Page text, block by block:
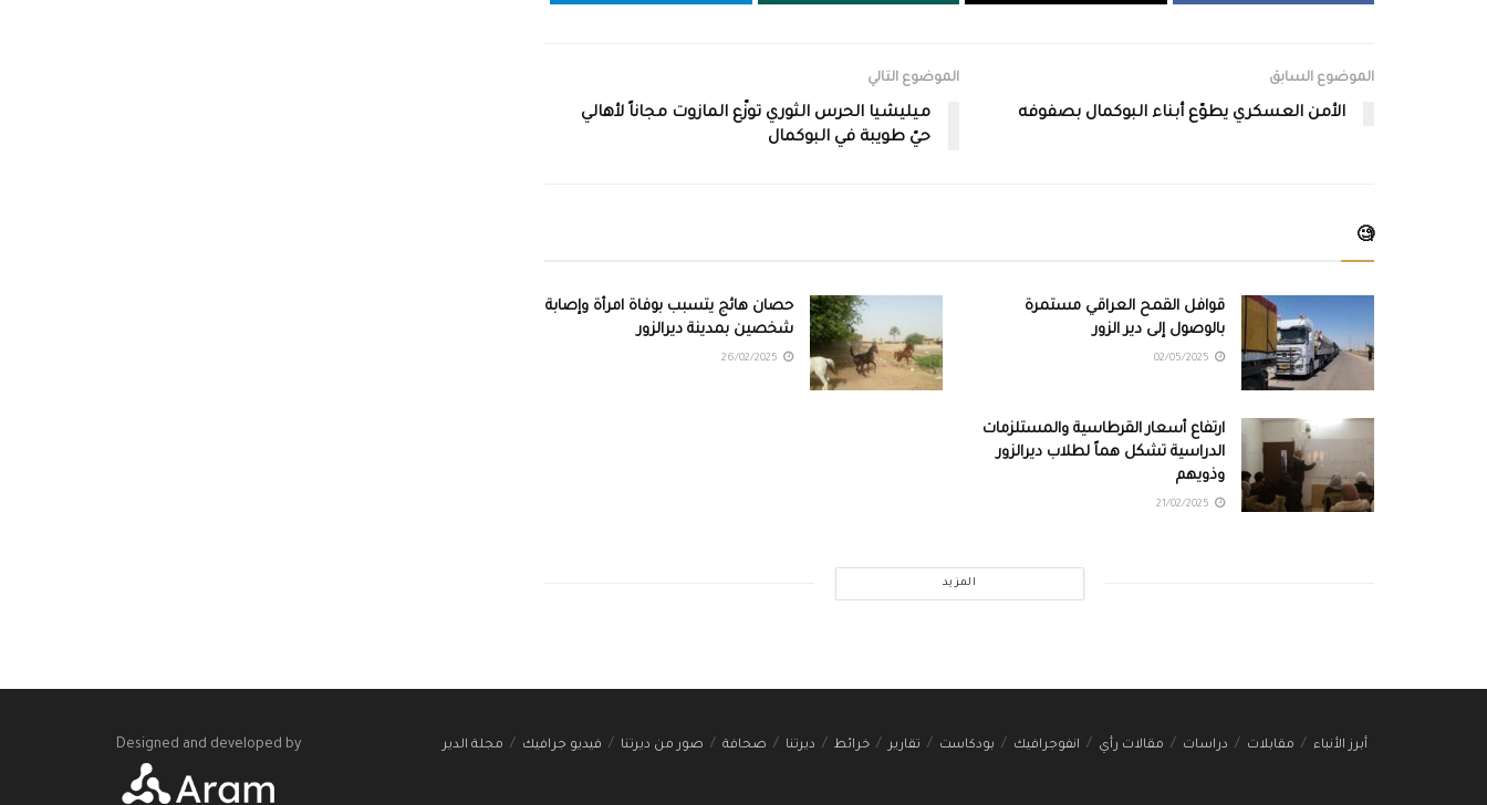
الموضوع السابق
الأمن العسكري يطوّع أبناء البوكمال بصفوفه
الموضوع التالي
ميليشيا الحرس الثوري توزّع المازوت مجاناً لأهالي
حيّ طويبة في البوكمال
🧐
قوافل القمح العراقي مستمرة
بالوصول إلى دير الزور
حصان هائج يتسبب بوفاة امرأة وإصابة
شخصين بمدينة ديرالزور
ارتفاع أسعار القرطاسية والمستلزمات
الدراسية تشكل هماً لطلاب ديرالزور
وذويهم
المزيد
أبرز الأنباء مقابلات دراسات مقالات رأي انفوجرافيك بودكاست تقارير خرائط ديرتنا صحافة صور من ديرتنا فيديو جرافيك مجلة الدير Designed and developed by